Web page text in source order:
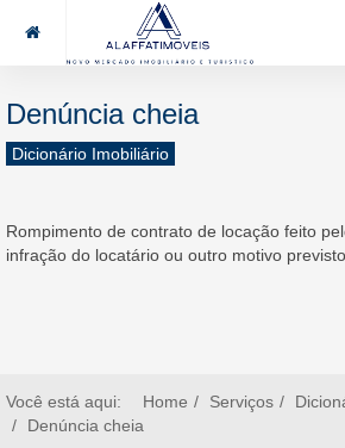
85 99969.7464 alaffat@gmail.com
Denúncia cheia
Dicionário Imobiliário
Rompimento de contrato de locação feito
infração do locatário ou outro motivo
Você está aqui: Home Serviços
Denúncia cheia